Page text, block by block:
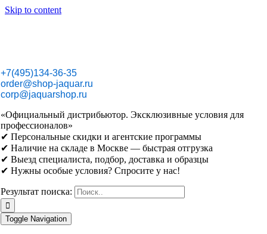
Skip to content
+7(495)134-36-35
order@shop-jaquar.ru
corp@jaquarshop.ru
«Официальный дистрибьютор. Эксклюзивные условия для
профессионалов»
✔ Персональные скидки и агентские программы
✔ Наличие на складе в Москве — быстрая отгрузка
✔ Выезд специалиста, подбор, доставка и образцы
✔ Нужны особые условия? Спросите у нас!
Результат поиска:
Toggle Navigation